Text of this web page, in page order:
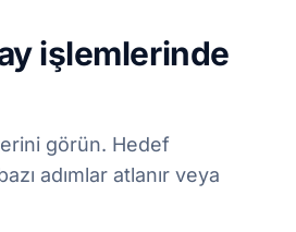
işlemlerinde
görün. Hedef
adımlar atlanır veya